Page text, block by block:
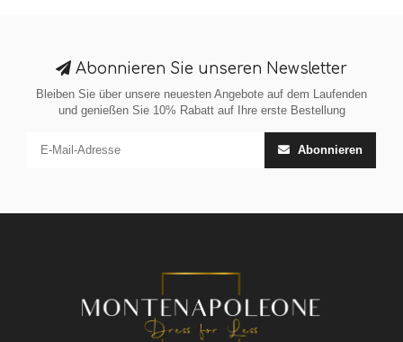
Abonnieren Sie unseren Newsletter
Bleiben Sie über unsere neuesten Angebote auf dem Laufenden
und genießen Sie 10% Rabatt auf Ihre erste Bestellung
Abonnieren